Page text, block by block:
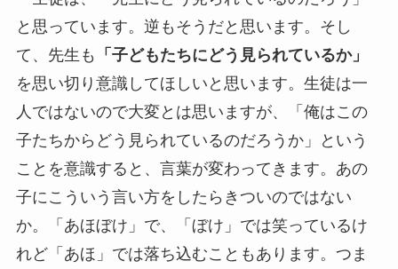
と思っています。逆もそうだと思います。そし
て、先生も
「子どもたちにどう見られているか」
を思い切り意識してほしいと思います。生徒は一
人ではないので大変とは思いますが、「俺はこの
子たちからどう見られているのだろうか」という
ことを意識すると、言葉が変わってきます。あの
子にこういう言い方をしたらきついのではない
か。「あほぼけ」で、「ぼけ」では笑っているけ
れど「あほ」では落ち込むこともあります。つま